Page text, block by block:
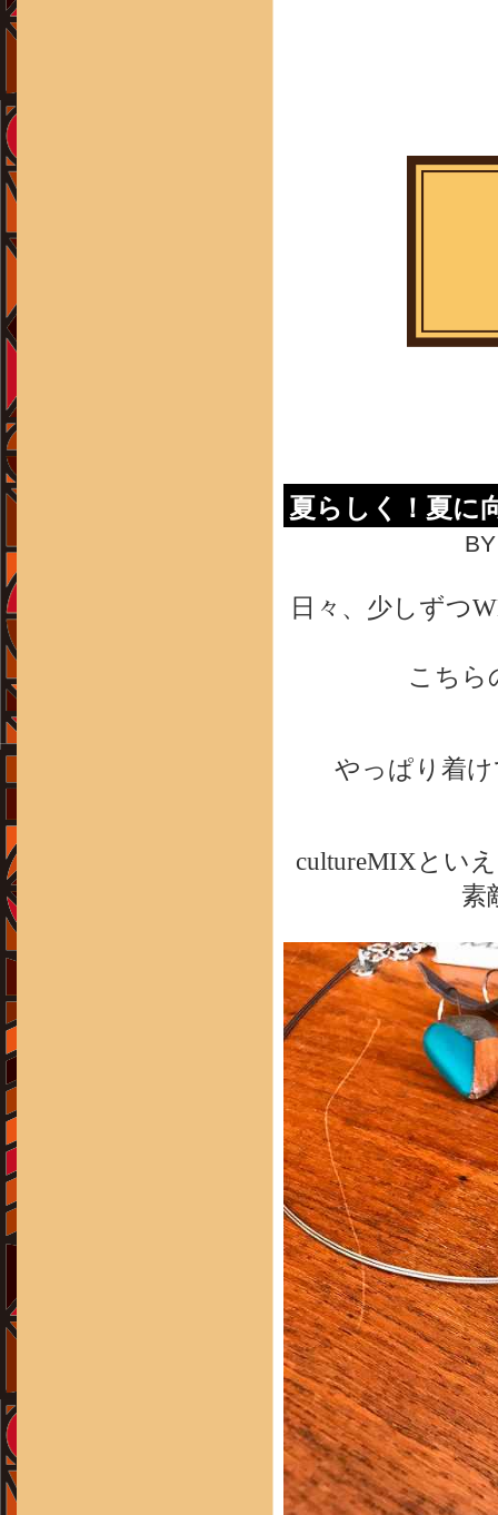
夏らしく！夏
日々、少しずつ
こちら
やっぱり着
cultureMIXとい
素